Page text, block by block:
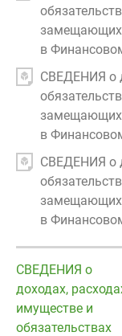
замещающих
в
СВЕДЕНИЯ о
замещающих
в
СВЕДЕНИЯ о
замещающих
в
СВЕДЕНИЯ о
доходах,
имуществе и
обязательствах